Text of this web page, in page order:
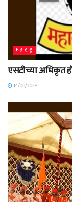
महाराष्ट्र
एसटीच्या अधिकृत
14/06/2025